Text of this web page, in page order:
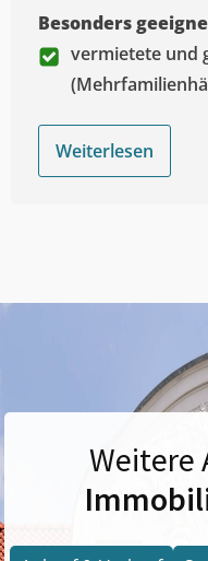
Besonders
vermietete und
Weiterlesen
Weitere